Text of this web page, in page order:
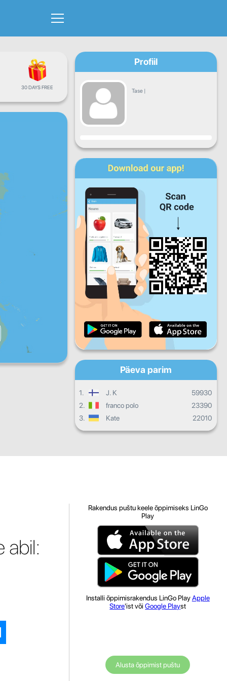
30 DAYS FREE
Profiil
Tase |
Progress
K
L P
Igapäevane areng
Igakuised edusammud
Üldine areng
Päeva parim
1. J. K
59930
2.
franco polo
23390
3.
Kate 22010
abil:
Rakendus puštu keele õppimiseks LinGo
Play
Installi õppimisrakendus LinGo PlayApple
Store'ist võiGoogle Playst
Alusta õppimist puštu